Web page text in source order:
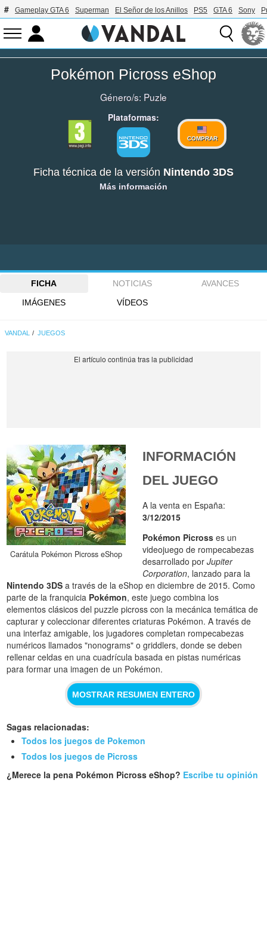
Gameplay GTA 6 Superman El Señor de los Anillos PS5 GTA 6 Sony
Pokémon Picross eShop
Género/s: Puzle
Plataformas:
COMPRAR
Ficha técnica de la versión Nintendo 3DS
Más información
FICHA NOTICIAS
AVANCES
IMÁGENES
VÍDEOS
VANDAL JUEGOS
Carátula Pokémon Picross eShop
INFORMACIÓN
DEL JUEGO
A la venta en España:
3/12/2015
Pokémon Picross es un
videojuego de rompecabezas
desarrollado porJupiter
Corporation, lanzado para la
Nintendo 3DS a través de la eShop en diciembre de 2015. Como
parte de la franquicia Pokémon, este juego combina los
elementos clásicos del puzzle picross con la mecánica temática de
capturar y coleccionar diferentes criaturas Pokémon. A través de
una interfaz amigable, los jugadores completan rompecabezas
numéricos llamados "nonograms" o griddlers, donde se deben
rellenar celdas en una cuadrícula basada en pistas numéricas
para formar una imagen de un Pokémon.
MOSTRAR RESUMEN ENTERO
Sagas relacionadas:
Todos los juegos de Pokemon
Todos los juegos de Picross
¿Merece la pena Pokémon Picross eShop? Escribe tu opinión